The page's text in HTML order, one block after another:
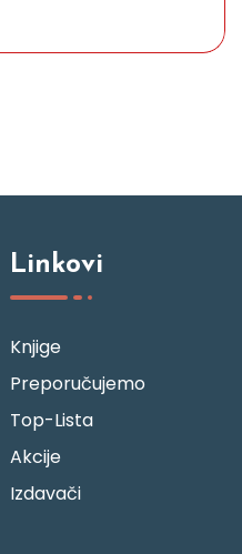
Linkovi
Knjige
Preporučujemo
Top-Lista
Akcije
Izdavači